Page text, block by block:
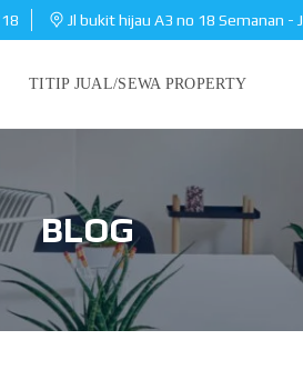
Jl bukit hijau A3 no 18 Semanan -
TITIP JUAL/SEWA PROPERTY
BLOG